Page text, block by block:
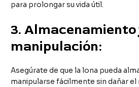
para prolongar su vida útil.
3.Almacenamiento
manipulación:
Asegúrate de que la lona pueda
manipularse fácilmente sin dañar el